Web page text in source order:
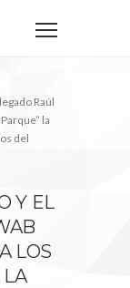
Raúl
la
del
Y EL
LOS
LA